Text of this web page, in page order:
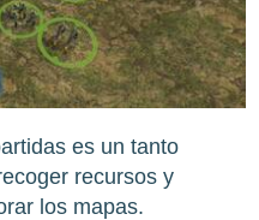
es un tanto
recursos y
los mapas.